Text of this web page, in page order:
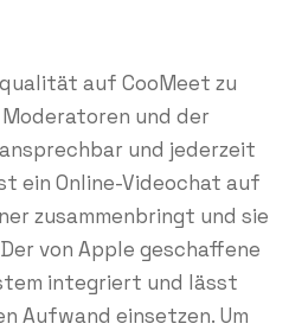
auf CooMeet zu
und der
und jederzeit
ein Online-Videochat auf
zusammenbringt und sie
von Apple geschaffene
integriert und lässt
Aufwand einsetzen. Um